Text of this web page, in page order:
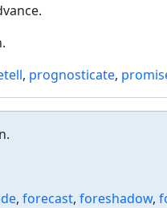
, prognosticate,
, forecast, foreshadow,